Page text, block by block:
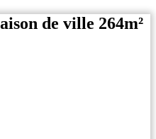
de ville 264m²